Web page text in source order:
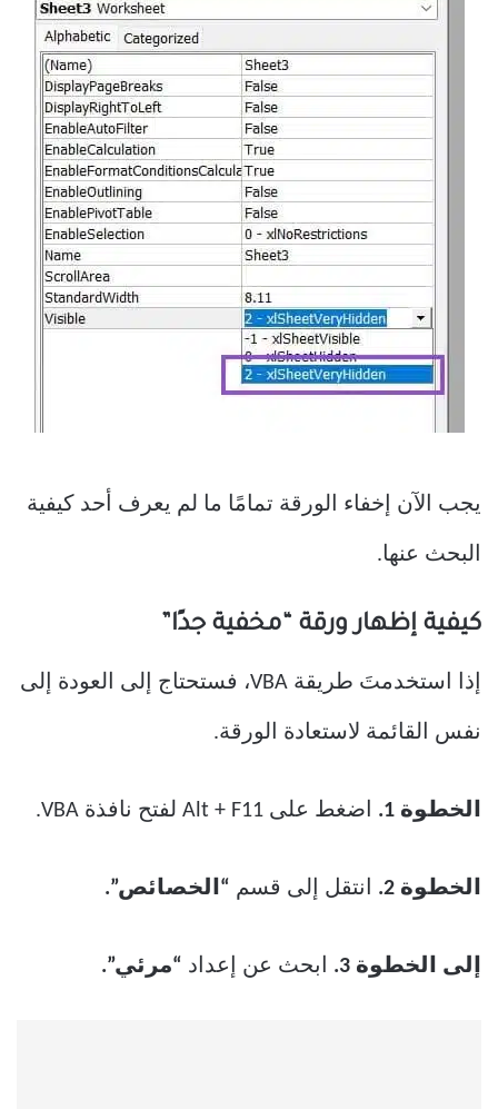
يجب الآن إخفاء الورقة تمامًا ما لم يعرف أحد كيفية
البحث عنها.
كيفية إظهار ورقة “مخفية جدًا”
إذا استخدمتَ طريقة VBA، فستحتاج إلى العودة إلى
نفس القائمة لاستعادة الورقة.
الخطوة 1. اضغط على Alt + F11 لفتح نافذة VBA.
الخطوة 2. انتقل إلى قسم “الخصائص”.
إلى الخطوة 3. ابحث عن إعداد “مرئي”.